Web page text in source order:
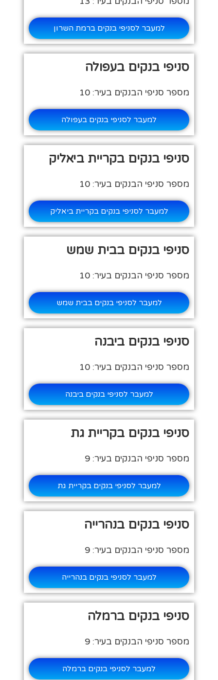
למעבר לסניפי בנקים ברמת השרון
סניפי בנקים בעפולה
מספר סניפי הבנקים בעיר: 10
למעבר לסניפי בנקים בעפולה
סניפי בנקים בקריית ביאליק
מספר סניפי הבנקים בעיר: 10
למעבר לסניפי בנקים בקריית ביאליק
סניפי בנקים בבית שמש
מספר סניפי הבנקים בעיר: 10
למעבר לסניפי בנקים בבית שמש
סניפי בנקים ביבנה
מספר סניפי הבנקים בעיר: 10
למעבר לסניפי בנקים ביבנה
סניפי בנקים בקריית גת
מספר סניפי הבנקים בעיר: 9
למעבר לסניפי בנקים בקריית גת
סניפי בנקים בנהרייה
מספר סניפי הבנקים בעיר: 9
למעבר לסניפי בנקים בנהרייה
סניפי בנקים ברמלה
מספר סניפי הבנקים בעיר: 9
למעבר לסניפי בנקים ברמלה